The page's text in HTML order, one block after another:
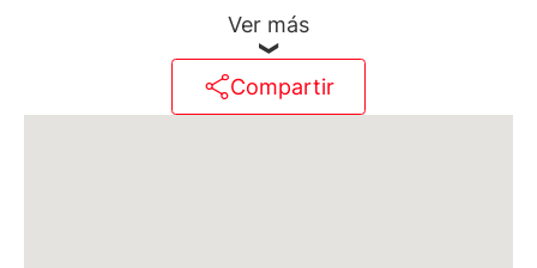
moderna, contará con Planta Baja libre para accesos
y cocheras, 7 pisos de departamentos, un 8°piso de
amenities (SUM con parrilla), gimnasio, jacuzzi y
solarium y terrazas privadas (compra optativa) y un
Ver más
Compartir